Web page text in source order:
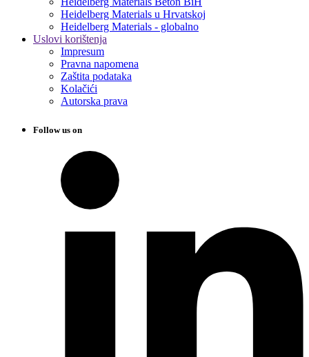
Heidelberg Materials u Hrvatskoj
Heidelberg Materials - globalno
Uslovi korištenja
Impresum
Pravna napomena
Zaštita podataka
Kolačići
Autorska prava
Follow us on